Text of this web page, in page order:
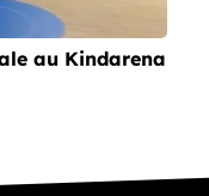
au Kindarena